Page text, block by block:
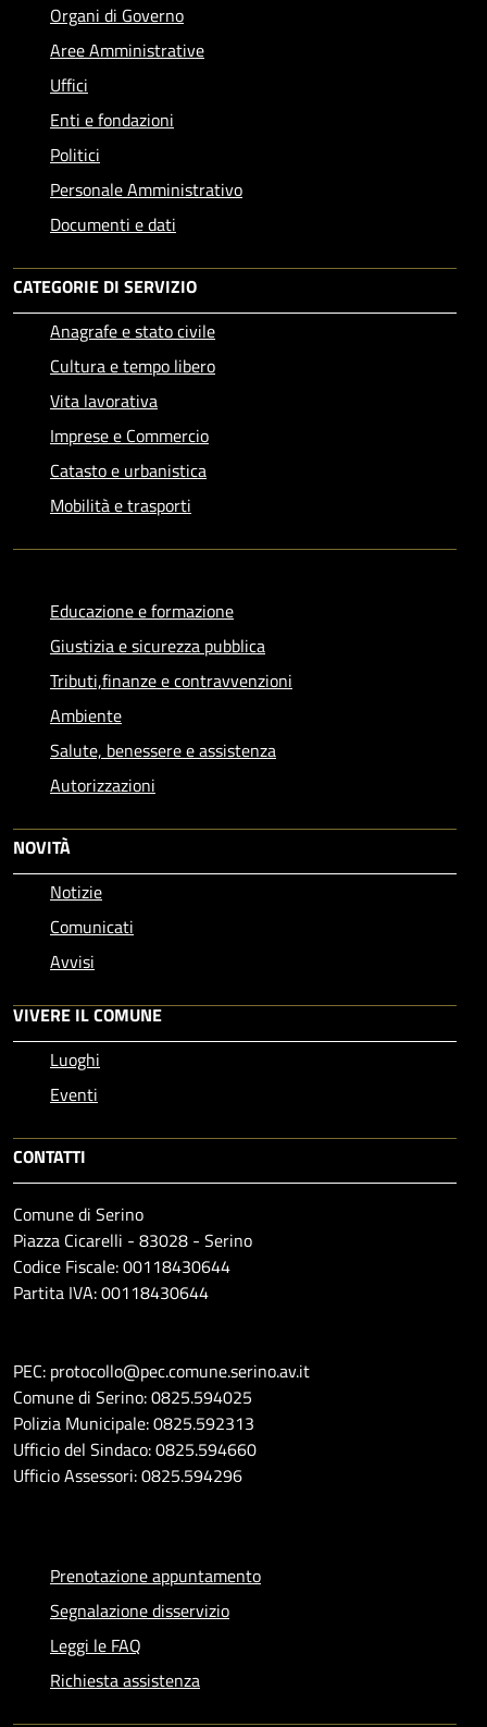
Organi di Governo
Aree Amministrative
Uffici
Enti e fondazioni
Politici
Personale Amministrativo
Documenti e dati
CATEGORIE DI SERVIZIO
Anagrafe e stato civile
Cultura e tempo libero
Vita lavorativa
Imprese e Commercio
Catasto e urbanistica
Mobilità e trasporti
Educazione e formazione
Giustizia e sicurezza pubblica
Tributi,finanze e contravvenzioni
Ambiente
Salute, benessere e assistenza
Autorizzazioni
NOVITÀ
Notizie
Comunicati
Avvisi
VIVERE IL COMUNE
Luoghi
Eventi
CONTATTI
Comune di Serino
Piazza Cicarelli - 83028 - Serino
Codice Fiscale: 00118430644
Partita IVA: 00118430644
PEC: protocollo@pec.comune.serino.av.it
Comune di Serino: 0825.594025
Polizia Municipale: 0825.592313
Ufficio del Sindaco: 0825.594660
Ufficio Assessori: 0825.594296
Prenotazione appuntamento
Segnalazione disservizio
Leggi le FAQ
Richiesta assistenza